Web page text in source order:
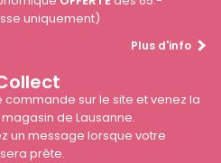
uniquement)
Plus d'info
commande sur le site et venez la
de Lausanne.
un message lorsque votre
prête.